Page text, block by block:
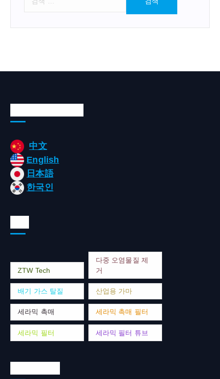
中文
English
日本語
한국인
ZTW Tech
다중 오염물질 제
거
배기 가스 탈질 산업용 가마
세라믹 촉매 세라믹 촉매 필터
세라믹 필터 세라믹 필터 튜브